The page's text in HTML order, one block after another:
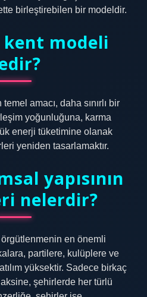
birleştirebilen bir modeldir.
modeli
amacı, daha sınırlı bir
yoğunluğuna, karma
enerji tüketimine olanak
yeniden tasarlamaktır.
yapısının
nelerdir?
en önemli
partilere, kulüplere ve
yüksektir. Sadece birkaç
şehirlerde her türlü